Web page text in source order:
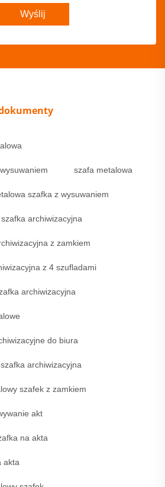
Wyślij
szafa metalowa
szafka z wysuwaniem
archiwizacyjna
z zamkiem
z 4 szufladami
archiwizacyjna
do biura
archiwizacyjna
szafek z zamkiem
akt
na akta
akta